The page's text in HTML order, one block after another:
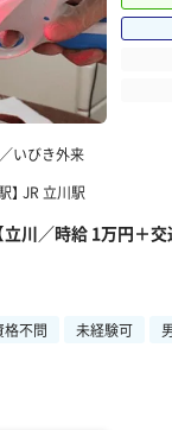
いびき外来
】 JR 立川駅
立川／時給 1万円＋
不問 未経験可